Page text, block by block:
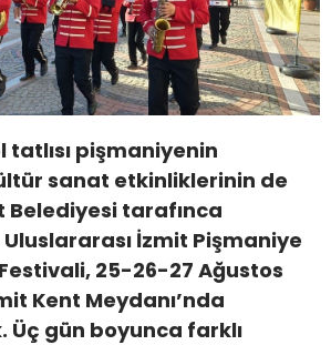
tatlısı pişmaniyenin
sanat etkinliklerinin de
Belediyesi tarafınca
Uluslararası İzmit Pişmaniye
25-26-27 Ağustos
Kent Meydanı’nda
Üç gün boyunca farklı